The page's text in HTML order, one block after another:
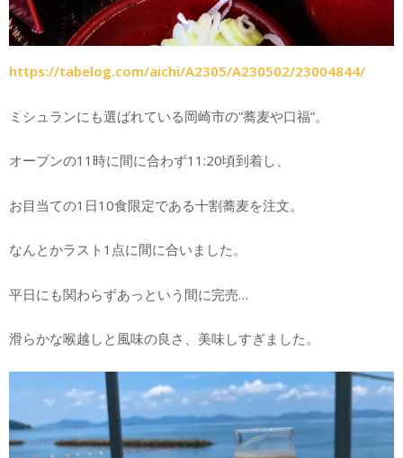
https://tabelog.com/aichi/A2305/A230502/23004844/
ミシュランにも選ばれている岡崎市の”蕎麦や口福”。
オープンの11時に間に合わず11:20頃到着し、
お目当ての1日10食限定である十割蕎麦を注文。
なんとかラスト1点に間に合いました。
平日にも関わらずあっという間に完売…
滑らかな喉越しと風味の良さ、美味しすぎました。